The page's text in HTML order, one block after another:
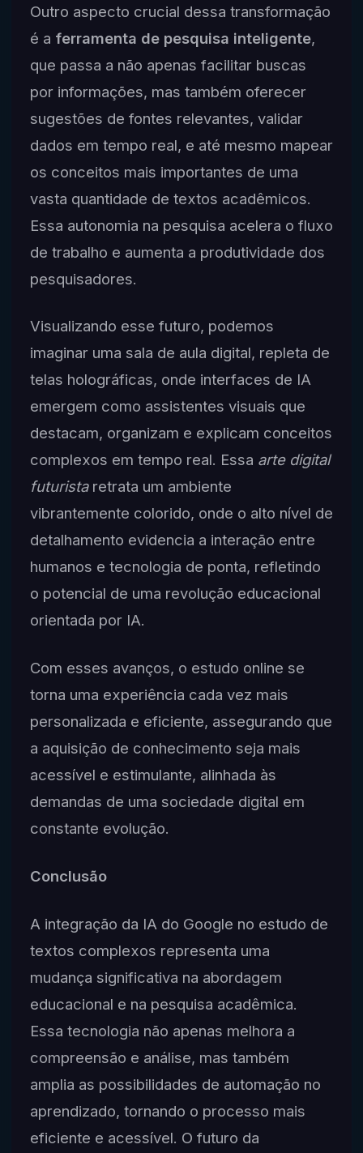
Outro aspecto crucial dessa transformação
é a ferramenta de pesquisa inteligente,
que passa a não apenas facilitar buscas
por informações, mas também oferecer
sugestões de fontes relevantes, validar
dados em tempo real, e até mesmo mapear
os conceitos mais importantes de uma
vasta quantidade de textos acadêmicos.
Essa autonomia na pesquisa acelera o fluxo
de trabalho e aumenta a produtividade dos
pesquisadores.
Visualizando esse futuro, podemos
imaginar uma sala de aula digital, repleta de
telas holográficas, onde interfaces de IA
emergem como assistentes visuais que
destacam, organizam e explicam conceitos
complexos em tempo real. Essa arte digital
futuristaretrata um ambiente
vibrantemente colorido, onde o alto nível de
detalhamento evidencia a interação entre
humanos e tecnologia de ponta, refletindo
o potencial de uma revolução educacional
orientada por IA.
Com esses avanços, o estudo online se
torna uma experiência cada vez mais
personalizada e eficiente, assegurando que
a aquisição de conhecimento seja mais
acessível e estimulante, alinhada às
demandas de uma sociedade digital em
constante evolução.
Conclusão
A integração da IA do Google no estudo de
textos complexos representa uma
mudança significativa na abordagem
educacional e na pesquisa acadêmica.
Essa tecnologia não apenas melhora a
compreensão e análise, mas também
amplia as possibilidades de automação no
aprendizado, tornando o processo mais
eficiente e acessível. O futuro da